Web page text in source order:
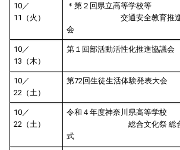
10／
11（火）
＊第２回県立高等学校等
交通安全教育推進
会
10／
13（木）
第１回部活動活性化推進協議会
10／
22（土）
第72回生徒生活体験発表大会
10／
22（土）
令和４年度神奈川県高等学校
総合文化祭 総合
式